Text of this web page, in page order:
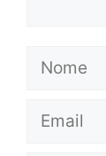
Nome
Email